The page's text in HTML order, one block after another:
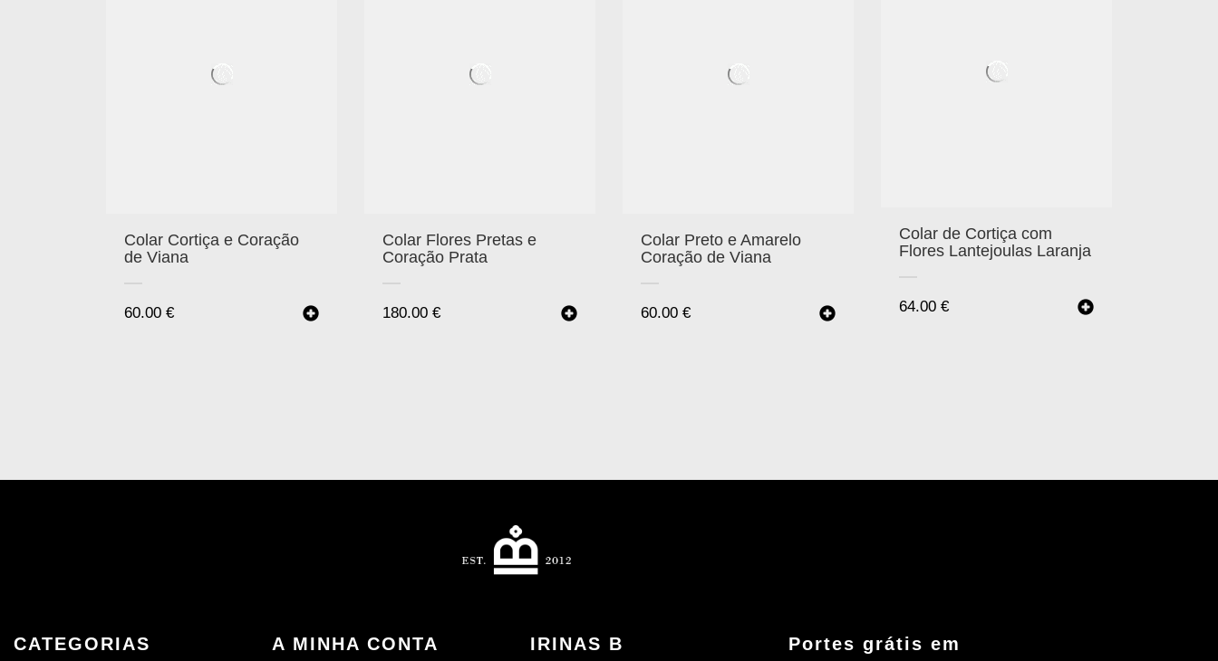
Colar Cortiça e Coração
de Viana
60.00 €
Colar Flores Pretas e
Coração Prata
180.00 €
Colar Preto e Amarelo
Coração de Viana
60.00 €
Colar de Cortiça com
Flores Lantejoulas Laranja
64.00 €
CATEGORIAS A MINHA CONTA IRINAS B Portes grátis em